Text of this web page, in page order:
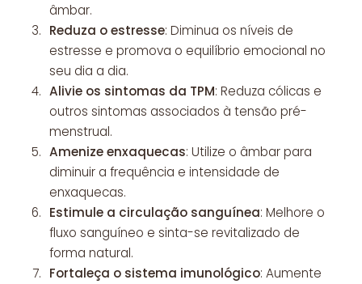
âmbar.
Reduza o estresse: Diminua os níveis de
estresse e promova o equilíbrio emocional no
seu dia a dia.
Alivie os sintomas da TPM: Reduza cólicas e
outros sintomas associados à tensão pré-
menstrual.
Amenize enxaquecas: Utilize o âmbar para
diminuir a frequência e intensidade de
enxaquecas.
Estimule a circulação sanguínea: Melhore o
fluxo sanguíneo e sinta-se revitalizado de
forma natural.
Fortaleça o sistema imunológico: Aumente